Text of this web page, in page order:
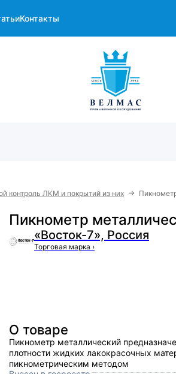
Контакты
контроль ЛКМ и покрытий из них →
Пикнометр
«Восток-7», Россия
Торговая марка ›
О товаре
Пикнометр металлический
плотности жидких лакокрасочных
пикнометрическим методом